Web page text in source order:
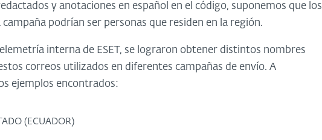
y anotaciones en español en el código, suponemos que los
podrían ser personas que residen en la región.
interna de ESET, se lograron obtener distintos nombres
correos utilizados en diferentes campañas de envío. A
ejemplos encontrados:
(ECUADOR)